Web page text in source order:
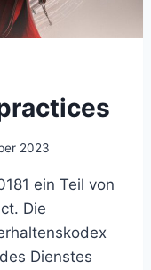
2023
ein Teil von
Die
Dienstes